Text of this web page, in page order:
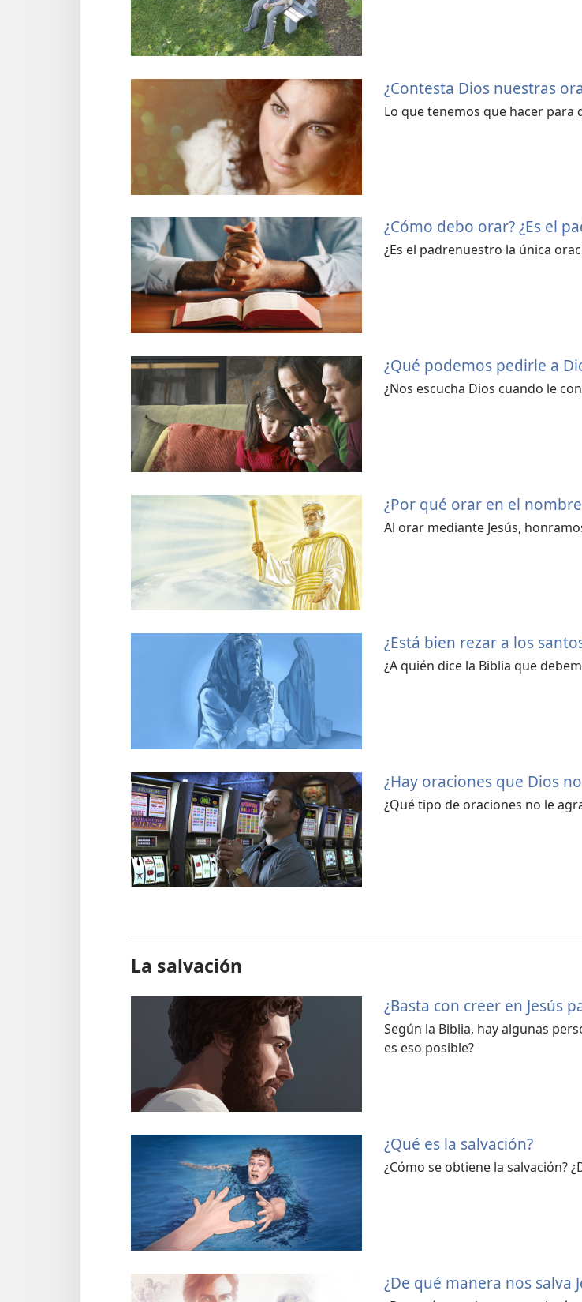
¿Contesta Dios nuestras
Lo que tenemos que hacer para
¿Cómo debo orar? ¿Es el
¿Es el padrenuestro la única
¿Qué podemos pedirle a
¿Nos escucha Dios cuando le
¿Por qué orar en el nombre
Al orar mediante Jesús,
¿Está bien rezar a los
¿A quién dice la Biblia que
¿Hay oraciones que Dios
¿Qué tipo de oraciones no le
La salvación
¿Basta con creer en Jesús
Según la Biblia, hay algunas
es eso posible?
¿Qué es la salvación?
¿Cómo se obtiene la salvación?
¿De qué manera nos salva